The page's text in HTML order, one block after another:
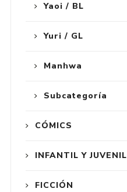
Yaoi / BL
Yuri / GL
Manhwa
Subcategoría
CÓMICS
INFANTIL Y JUVENIL
FICCIÓN